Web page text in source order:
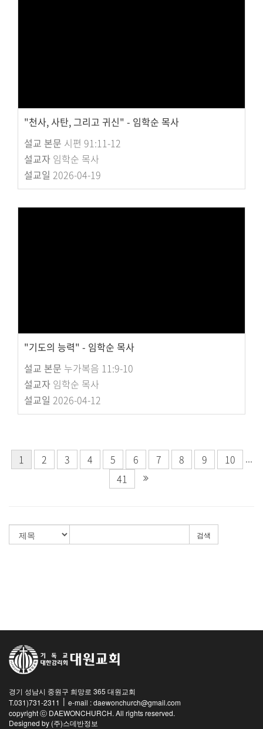
"천사, 사탄, 그리고 귀신" - 임학순 목사
설교 본문 시편 91:11-12
설교자 임학순 목사
설교일 2026-04-19
"기도의 능력" - 임학순 목사
설교 본문 누가복음 11:9-10
설교자 임학순 목사
설교일 2026-04-12
1 2 3 4 5 6 7 8 9 10
41
검색
경기 성남시 중원구 희망로 365 대원교회
T.031)731-2311 | e-mail : daewonchurch@gmail.com
copyright ⓒ DAEWONCHURCH. All rights reserved.
Designed by (주)스데반정보